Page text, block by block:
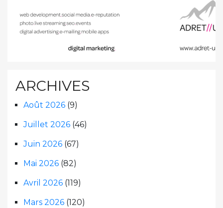
ARCHIVES
Août 2026 (9)
Juillet 2026 (46)
Juin 2026 (67)
Mai 2026 (82)
Avril 2026 (119)
Mars 2026 (120)